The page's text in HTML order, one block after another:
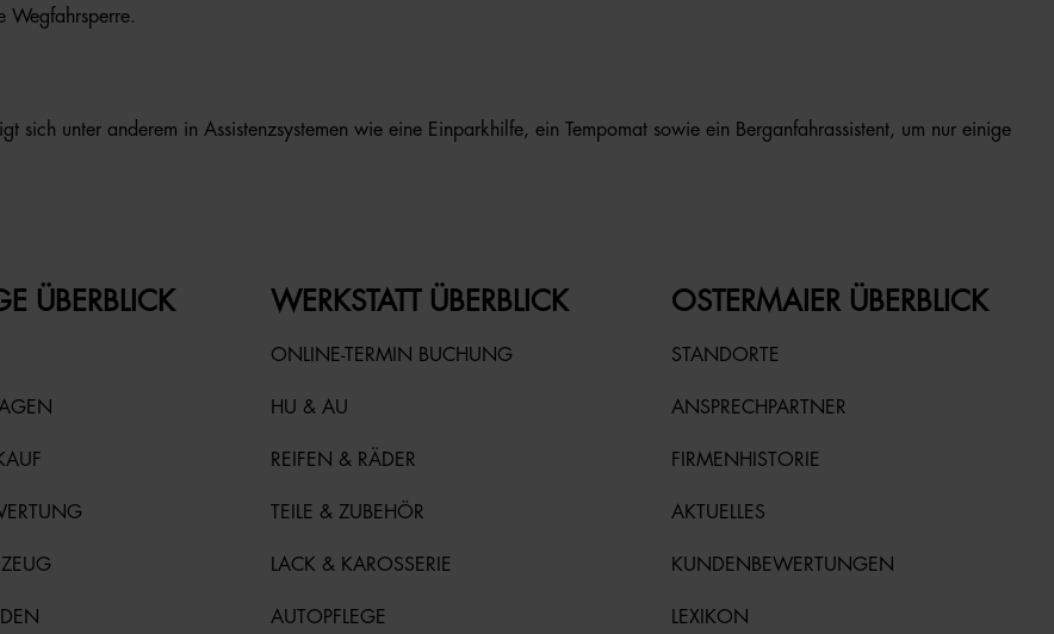
Wegfahrsperre.
unter anderem in Assistenzsystemen wie eine Einparkhilfe, ein Tempomat sowie ein Berganfahrassistent, um nur einige
ÜBERBLICK WERKSTATT ÜBERBLICK
ONLINE-TERMIN BUCHUNG
HU & AU
REIFEN & RÄDER
TEILE & ZUBEHÖR
LACK & KAROSSERIE
AUTOPFLEGE
OSTERMAIER ÜBERBLICK
STANDORTE
ANSPRECHPARTNER
FIRMENHISTORIE
AKTUELLES
KUNDENBEWERTUNGEN
LEXIKON